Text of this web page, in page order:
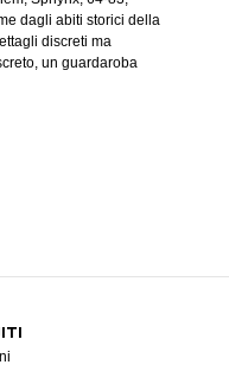
dagli abiti storici della
discreti ma
un guardaroba